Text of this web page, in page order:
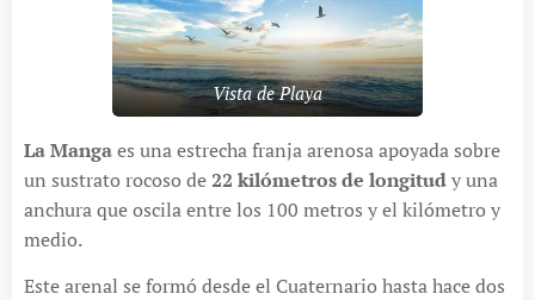
Vista de Playa
La Mangaes una estrecha franja arenosa apoyada sobre
un sustrato rocoso de22 kilómetros de longitudy una
anchura que oscila entre los 100 metros y el kilómetro y
medio.
Este arenal se formó desde el Cuaternario hasta hace dos